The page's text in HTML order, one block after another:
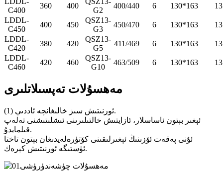
C400
360 400
G2
400/440 6 130*163
13
LDDL-
C450
400 450
QSZ13-
G3
450/470 6 130*163
13
LDDL-
C420
380 420
QSZ13-
G5
411/469 6 130*163
13
LDDL-
C460
420 460
QSZ13-
G10
463/509 6 130*163 13
مەھسۇلات تەپسىلاتلىرى
(1) ئورنىتىش سىز خالىغانچە ئاددىي.
ئېغىر بېتون ئاساسلار، ئازايتىش خالتىلىرىنى ئىشلىتىشنى تەلەپ
قىلمايدۇ.
ئۇنى پەقەت ئۆزىنىڭ ئېغىرلىقىنى كۆتۈرەلەيدىغان بېتون تاختا
ئۈستىگە ئورنىتىش كېرەك.